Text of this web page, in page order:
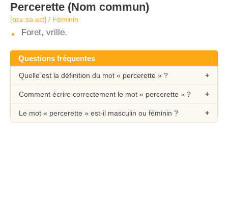
Percerette (Nom commun)
[pɛʁ.sə.ʁɛt] / Féminin
Foret, vrille.
Questions fréquentes
Quelle est la définition du mot « percerette » ?
Comment écrire correctement le mot « percerette » ?
Le mot « percerette » est-il masculin ou féminin ?